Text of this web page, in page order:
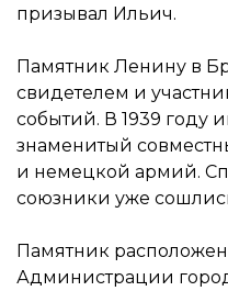
призывал Ильич.
Памятник Ленину в
свидетелем и
событий. В 1939 году
знаменитый
и немецкой армий.
союзники уже
Памятник
Администрации